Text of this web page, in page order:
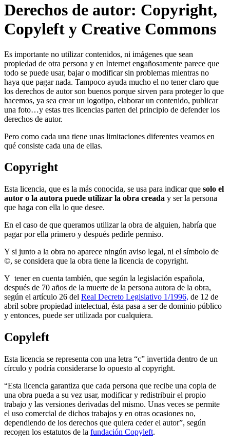
Derechos de autor: Copyright,
Copyleft y Creative Commons
Es importante no utilizar contenidos, ni imágenes que sean
propiedad de otra persona y en Internet engañosamente parece que
todo se puede usar, bajar o modificar sin problemas mientras no
haya que pagar nada. Tampoco ayuda mucho el no tener claro que
los derechos de autor son buenos porque sirven para proteger lo que
hacemos, ya sea crear un logotipo, elaborar un contenido, publicar
una foto…y estas tres licencias parten del principio de defender los
derechos de autor.
Pero como cada una tiene unas limitaciones diferentes veamos en
qué consiste cada una de ellas.
Copyright
Esta licencia, que es la más conocida, se usa para indicar que solo el
autor o la autora puede utilizar la obra creada y ser la persona
que haga con ella lo que desee.
En el caso de que queramos utilizar la obra de alguien, habría que
pagar por ella primero y después pedirle permiso.
Y si junto a la obra no aparece ningún aviso legal, ni el símbolo de
©, se considera que la obra tiene la licencia de copyright.
Y tener en cuenta también, que según la legislación española,
después de 70 años de la muerte de la persona autora de la obra,
según el artículo 26 del Real Decreto Legislativo 1/1996, de 12 de
abril sobre propiedad intelectual, ésta pasa a ser de dominio público
y entonces, puede ser utilizada por cualquiera.
Copyleft
Esta licencia se representa con una letra “c” invertida dentro de un
círculo y podría considerarse lo opuesto al copyright.
“Esta licencia garantiza que cada persona que recibe una copia de
una obra pueda a su vez usar, modificar y redistribuir el propio
trabajo y las versiones derivadas del mismo. Unas veces se permite
el uso comercial de dichos trabajos y en otras ocasiones no,
dependiendo de los derechos que quiera ceder el autor”, según
recogen los estatutos de la fundación Copyleft.